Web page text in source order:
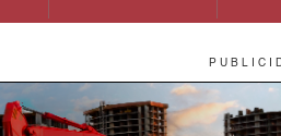
P U B L I C I